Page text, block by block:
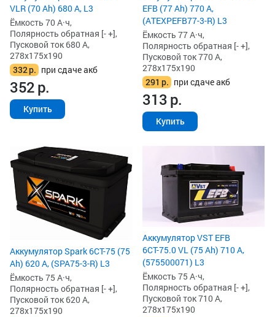
VLR (70 Ah) 680 А, L3
Ёмкость 70 А·ч,
Полярность обратная [- +],
Пусковой ток 680 А,
278x175x190
332р. при сдаче акб
352р.
Купить
EFB (77 Ah) 770 А,
(ATEXPEFB77-3-R) L3
Ёмкость 77 А·ч,
Полярность обратная [- +],
Пусковой ток 770 А,
278x175x190
291 р. при сдаче акб
313р.
Купить
Аккумулятор Spark 6СТ-75 (75
Ah) 620 А, (SPA75-3-R) L3
Ёмкость 75 А·ч,
Полярность обратная [- +],
Пусковой ток 620 А,
278x175x190
Аккумулятор VST EFB
6СТ-75.0 VL (75 Ah) 710 А,
(575500071) L3
Ёмкость 75 А·ч,
Полярность обратная [- +],
Пусковой ток 710 А,
278x175x190